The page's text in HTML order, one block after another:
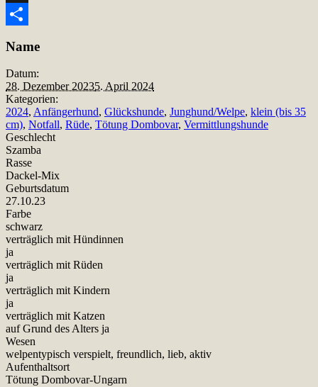
Snapchat
Name
Datum:
28. Dezember 20235. April 2024
Kategorien:
2024, Anfängerhund, Glückshunde, Junghund/Welpe, klein (bis 35
cm), Notfall, Rüde, Tötung Dombovar, Vermittlungshunde
Geschlecht
Szamba
Rasse
Dackel-Mix
Geburtsdatum
27.10.23
Farbe
schwarz
verträglich mit Hündinnen
ja
verträglich mit Rüden
ja
verträglich mit Kindern
ja
verträglich mit Katzen
auf Grund des Alters ja
Wesen
welpentypisch verspielt, freundlich, lieb, aktiv
Aufenthaltsort
Tötung Dombovar-Ungarn